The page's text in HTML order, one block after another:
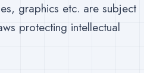
graphics etc. are subject
protecting intellectual